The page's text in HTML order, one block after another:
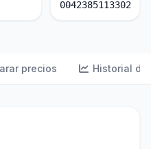
0042385113302
precios Historial de